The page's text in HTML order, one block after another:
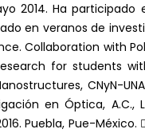
2014. Ha participado
en veranos de
Collaboration with
for students
CNyN-
en Óptica, A.C.,
Puebla, Pue-México.